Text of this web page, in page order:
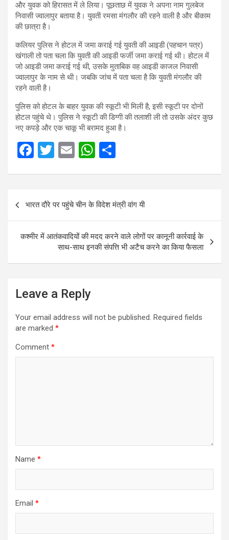
और युवक को हिरासत में ले लिया। पूछताछ में युवक ने अपना नाम गुलबेज
निवासी ज्वालापुर बताया है। युवती रमसा मंगलौर की रहने वाली है और बीकाम
की छात्रा है।
कलियर पुलिस ने होटल में जमा कराई गई युवती की आइडी (पहचान पत्र)
खंगाली तो पता चला कि युवती की आइडी फर्जी जमा कराई गई थी। होटल में
जो आइडी जमा कराई गई थी, उसके मुताबिक वह आइडी काजल निवासी
ज्वालापुर के नाम से थी। जबकि जांच में पता चला है कि युवती मंगलौर की
रहने वाली है।
पुलिस को होटल के बाहर युवक की स्कूटी भी मिली है, इसी स्कूटी पर दोनों
होटल पहुंचे थे। पुलिस ने स्कूटी की डिग्गी की तलाशी ली तो उसके अंदर कुछ
नए कपड़े और एक चाकू भी बरामद हुआ है।
F
b
o
o
T
er
E
W
s
A
p
p
e
navigation
भारत दौरे पर पहुंचे चीन के विदेश मंत्री वांग यी
कश्मीर में आतंकवादियों की मदद करने वाले लोगों पर कानूनी कार्रवाई के
साथ-साथ इनकी संपत्ति भी अटैच करने का किया फैसला
Leave a Reply
Your email address will not be published. Required fields
are marked *
Comment *
Name *
Email *